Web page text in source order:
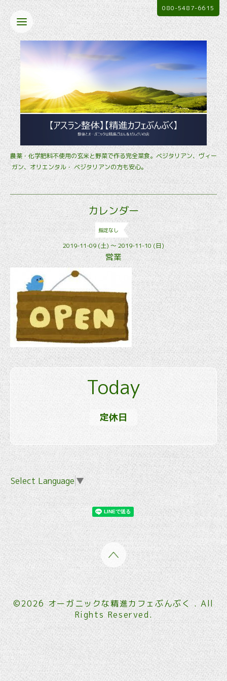
農薬・化学肥料不使用の玄米と野菜で作る完全菜食。ベジタリアン、ヴィー
ガン、オリエンタル・ ベジタリアンの方も安心。
080-5487-6615
カレンダー
指定なし
2019-11-09 (土) ～ 2019-11-10 (日)
営業
Today
定休日
Select Language ▼
©2026 オーガニックな精進カフェぶんぶく. All
Rights Reserved.